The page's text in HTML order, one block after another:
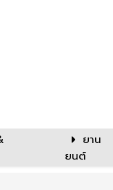
ยาน
ยนต์